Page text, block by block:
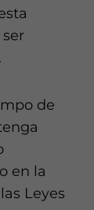
de
en la
Leyes